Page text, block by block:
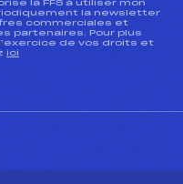
la FFS à utiliser mon
la newsletter
commerciales et
partenaires. Pour plus
de vos droits et
ici